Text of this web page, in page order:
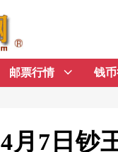
邮票行情 钱
4月7日钞